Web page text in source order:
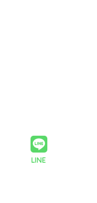
LINE